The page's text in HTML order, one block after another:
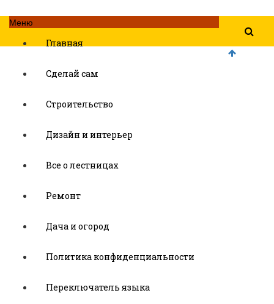
Меню
Главная
Сделай сам
Строительство
Дизайн и интерьер
Все о лестницах
Ремонт
Дача и огород
Политика конфиденциальности
Переключатель языка